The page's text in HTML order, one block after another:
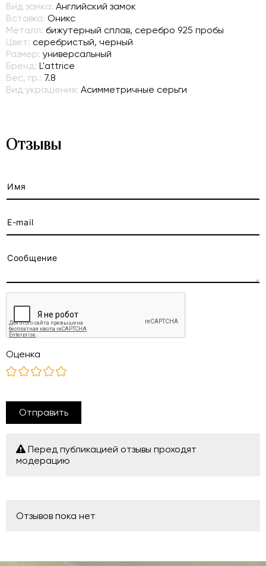
Вид замка: Английский замок
Вставка: Оникс
Металл: бижутерный сплав, серебро 925 пробы
Цвет: серебристый, черный
Размер: универсальный
Бренд: L'attrice
Вес, гр.: 7.8
Вид украшения: Асимметричные серьги
Отзывы
Оценка
Отправить
Перед публикацией отзывы проходят
модерацию
Отзывов пока нет